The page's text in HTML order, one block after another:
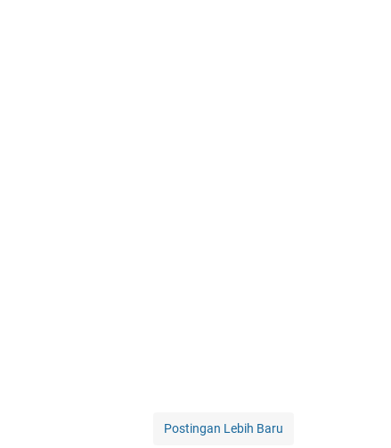
Postingan Lebih Baru